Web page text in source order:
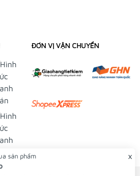
ĐƠN VỊ VẬN CHUYỂN
sản phẩm